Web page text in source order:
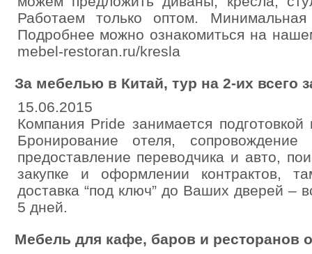
Работаем только оптом.
Подробнее можно ознакомиться на
mebel-restoran.ru/kresla
За мебелью в Китай, тур на 2-их всего
15.06.2015
Компания Pride занимается
Бронирование отеля,
предоставление переводчика и авто,
закупке и оформлении контрактов,
доставка “под ключ” до Ваших дверей –
5 дней.
Мебель для кафе, баров и ресторанов